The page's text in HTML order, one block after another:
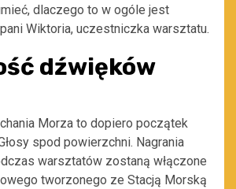
dlaczego to w ogóle jest
Wiktoria, uczestniczka warsztatu.
dźwięków
Morza to dopiero początek
spod powierzchni. Nagrania
warsztatów zostaną włączone
tworzonego ze Stacją Morską